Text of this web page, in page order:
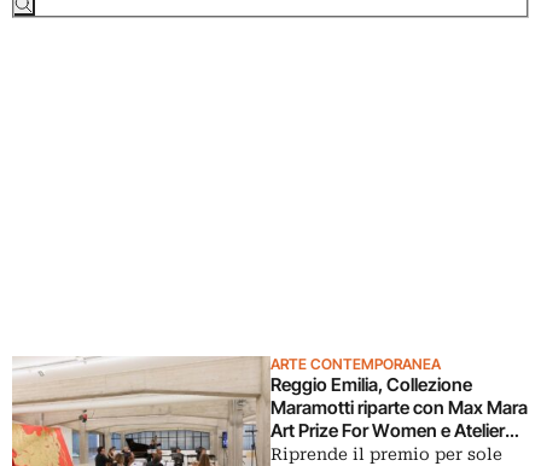
ARTE CONTEMPORANEA
Reggio Emilia, Collezione
Maramotti riparte con Max Mara
Art Prize For Women e Atelier
dell’Errore
Riprende il premio per sole